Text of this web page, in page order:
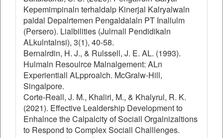
Kepemimpinaln terhaldalp Kinerjal Kalryalwaln
paldal Depalrtemen Pengaldalaln PT Inallulm
(Persero). Lialbilities (Julrnall Pendidikaln
ALkulntalnsi), 3(1), 40-58.
Bernalrdin, H. J., & Rulssell, J. E. AL. (1993).
Hulmaln Resoulrce Malnalgement: ALn
Experientiall ALpproalch. McGralw-Hill,
Singalpore.
Corte-Reall, J. M., Khaliri, M., & Khalyrul, R. K.
(2021). Effective Lealdership Development to
Enhalnce the Calpalcity of Sociall Orgalnizaltions
to Respond to Complex Sociall Challlenges.